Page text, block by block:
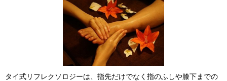
タイ式リフレクソロジーは、指先だけでなく指のふしや膝下までの